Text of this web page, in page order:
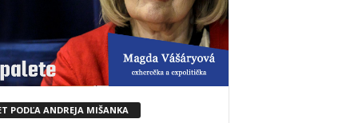
PODĽA ANDREJA MIŠANKA